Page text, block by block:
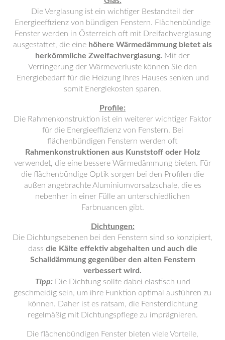
Die Verglasung ist ein wichtiger Bestandteil der
Energieeffizienz von bündigen Fenstern. Flächenbündige
Fenster werden in Österreich oft mit Dreifachverglasung
ausgestattet, die eine höhere Wärmedämmung bietet als
herkömmliche Zweifachverglasung. Mit der
Verringerung der Wärmeverluste können Sie den
Energiebedarf für die Heizung Ihres Hauses senken und
somit Energiekosten sparen.
Profile:
Die Rahmenkonstruktion ist ein weiterer wichtiger Faktor
für die Energieeffizienz von Fenstern. Bei
flächenbündigen Fenstern werden oft
Rahmenkonstruktionen aus Kunststoff oder Holz
verwendet, die eine bessere Wärmedämmung bieten. Für
die flächenbündige Optik sorgen bei den Profilen die
außen angebrachte Aluminiumvorsatzschale, die es
nebenher in einer Fülle an unterschiedlichen
Farbnuancen gibt.
Dichtungen:
Die Dichtungsebenen bei den Fenstern sind so konzipiert,
dass die Kälte effektiv abgehalten und auch die
Schalldämmung gegenüber den alten Fenstern
verbessert wird.
Tipp:Die Dichtung sollte dabei elastisch und
geschmeidig sein, um ihre Funktion optimal ausführen zu
können. Daher ist es ratsam, die Fensterdichtung
regelmäßig mit Dichtungspflege zu imprägnieren.
Die flächenbündigen Fenster bieten viele Vorteile,